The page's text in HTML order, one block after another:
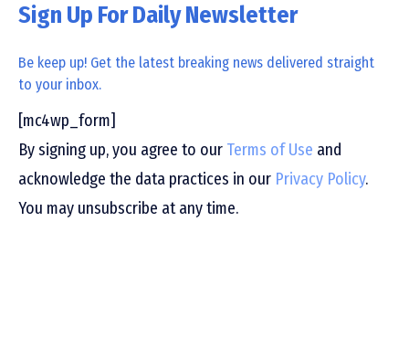
Sign Up For Daily Newsletter
Be keep up! Get the latest breaking news delivered straight
to your inbox.
[mc4wp_form]
By signing up, you agree to our Terms of Use and
acknowledge the data practices in our Privacy Policy.
You may unsubscribe at any time.